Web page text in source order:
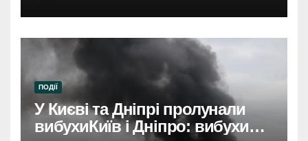
ПОДІЇ
У Києві та Дніпрі пролунали
вибухиКиїв і Дніпро: вибухи